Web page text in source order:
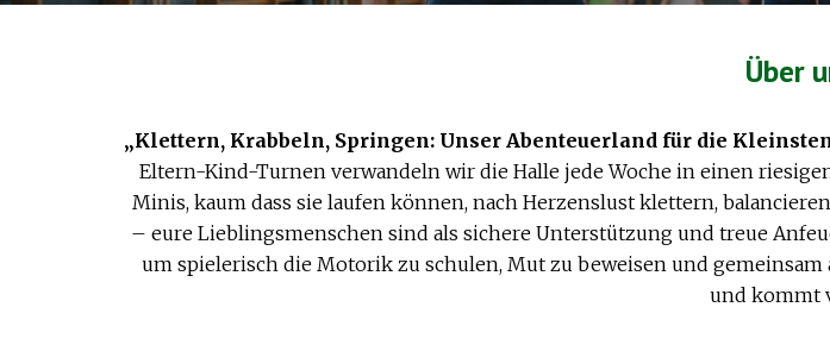
Über
„Klettern, Krabbeln, Springen: Unser Abenteuerland für die
Eltern-Kind-Turnen verwandeln wir die Halle jede Woche in einen
Minis, kaum dass sie laufen können, nach Herzenslust klettern,
– eure Lieblingsmenschen sind als sichere Unterstützung und treue
um spielerisch die Motorik zu schulen, Mut zu beweisen und gemeinsam
und kommt